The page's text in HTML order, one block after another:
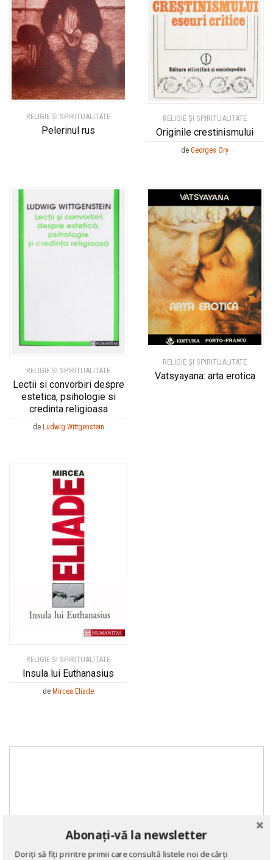
RELIGIE ȘI SPIRITUALITATE
Pelerinul rus
RELIGIE ȘI SPIRITUALITATE
Originile crestinismului
de Georges Ory
RELIGIE ȘI SPIRITUALITATE
Lectii si convorbiri despre
estetica, psihologie si
credinta religioasa
de Ludwig Wittgenstein
RELIGIE ȘI SPIRITUALITATE
Vatsyayana: arta erotica
RELIGIE ȘI SPIRITUALITATE
Insula lui Euthanasius
de Mircea Eliade
Abonați-vă la newsletter
Doriți să fiți printre primii care consultă listele noi de cărți